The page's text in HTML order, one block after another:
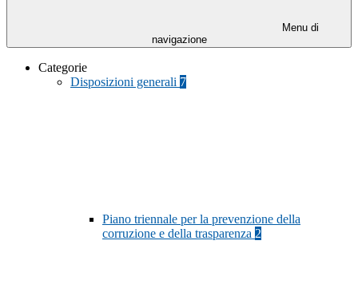
Menu di
navigazione
Categorie
Disposizioni generali 7
Piano triennale per la prevenzione della
corruzione e della trasparenza 2